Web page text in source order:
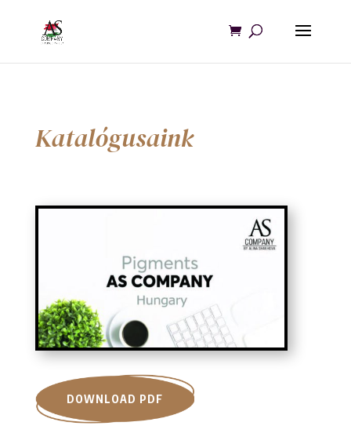
Katalógusaink
DOWNLOAD PDF